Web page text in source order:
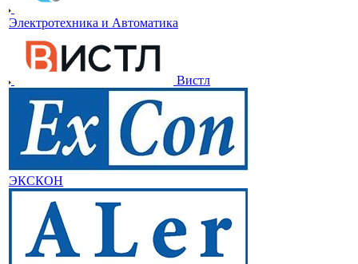
Электротехника и Автоматика
Вистл
ЭКСКОН